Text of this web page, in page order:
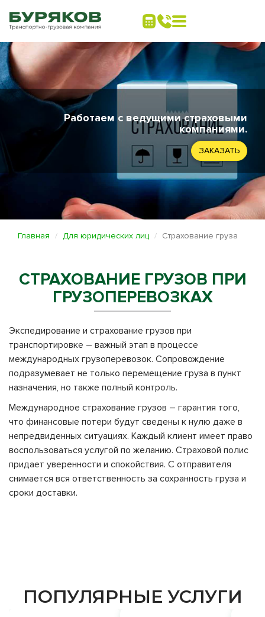
Работаем с ведущими страховыми
компаниями.
ЗАКАЗАТЬ
Главная Для юридических лиц Страхование груза
СТРАХОВАНИЕ ГРУЗОВ ПРИ
ГРУЗОПЕРЕВОЗКАХ
Экспедирование и страхование грузов при
транспортировке – важный этап в процессе
международных грузоперевозок. Сопровождение
подразумевает не только перемещение груза в пункт
назначения, но также полный контроль.
Международное страхование грузов – гарантия того,
что финансовые потери будут сведены к нулю даже в
непредвиденных ситуациях. Каждый клиент имеет право
воспользоваться услугой по желанию. Страховой полис
придает уверенности и спокойствия. С отправителя
снимается вся ответственность за сохранность груза и
сроки доставки.
ПОПУЛЯРНЫЕ УСЛУГИ